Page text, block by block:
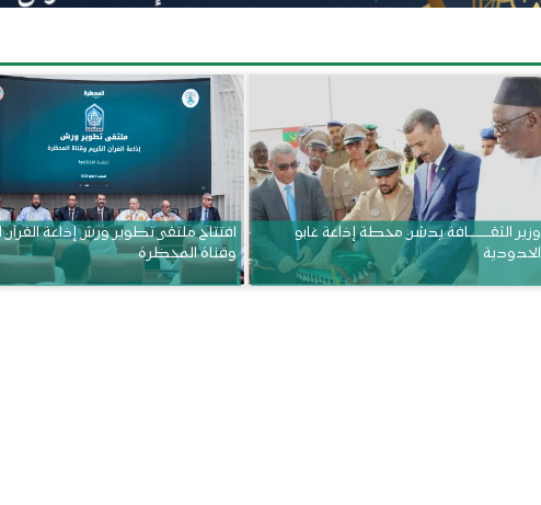
وزير الثقــــــــــافة يدشن محطة إذاعة غابو
الحدودية
افتتاح ملتقى تطوير ورش إذاعة
وقناة المحظرة